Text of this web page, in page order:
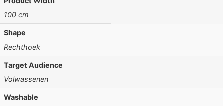
100 cm
Shape
Rechthoek
Target Audience
Volwassenen
Washable